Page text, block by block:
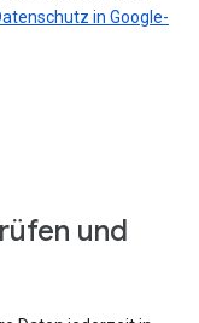
in Google-
und